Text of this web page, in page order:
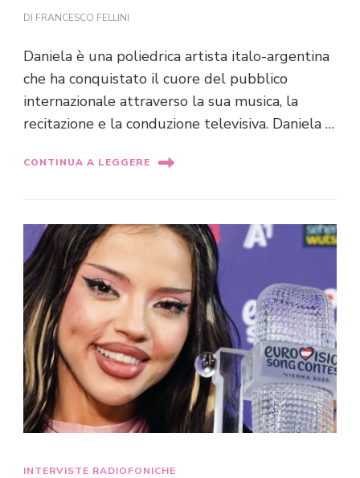
DI FRANCESCO FELLINI
Daniela è una poliedrica artista italo-argentina
che ha conquistato il cuore del pubblico
internazionale attraverso la sua musica, la
recitazione e la conduzione televisiva. Daniela …
CONTINUA A LEGGERE
INTERVISTE RADIOFONICHE